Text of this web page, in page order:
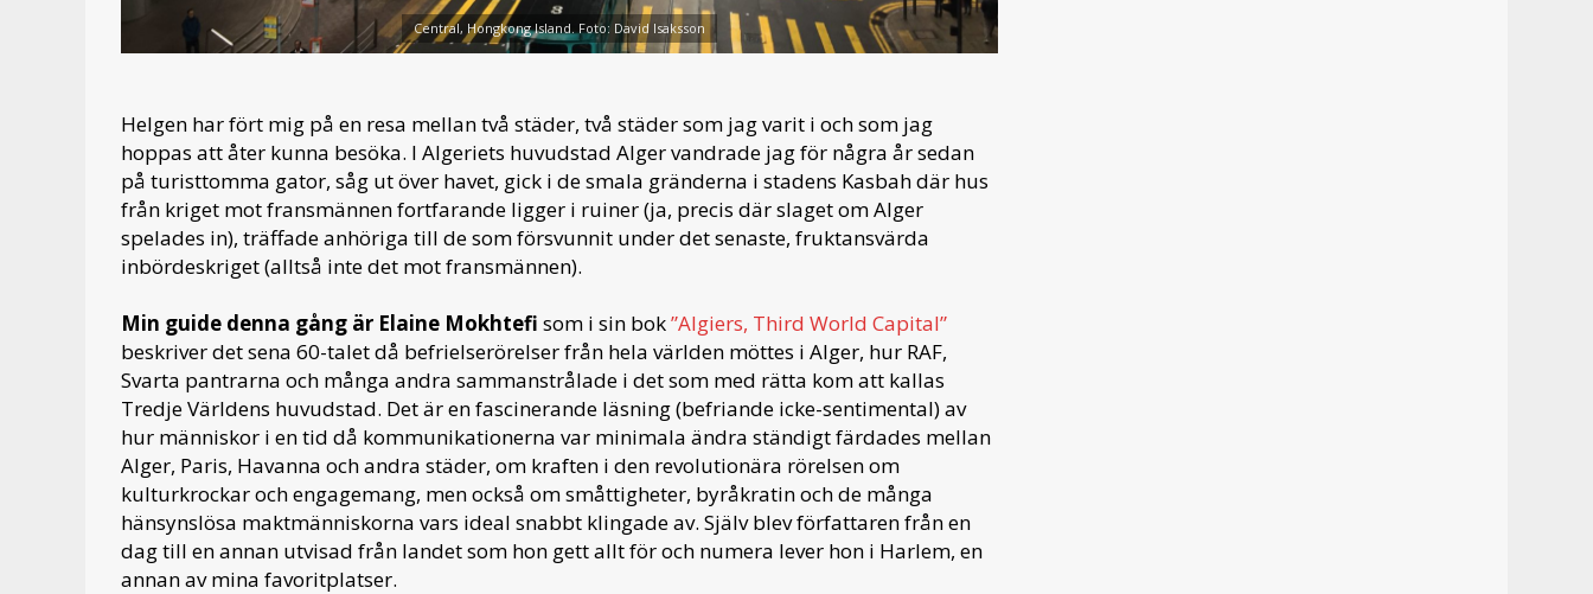
Central, Hongkong Island. Foto: David Isaksson
Helgen har fört mig på en resa mellan två städer, två städer som jag varit i och som jag
hoppas att åter kunna besöka. I Algeriets huvudstad Alger vandrade jag för några år sedan
på turisttomma gator, såg ut över havet, gick i de smala gränderna i stadens Kasbah där hus
från kriget mot fransmännen fortfarande ligger i ruiner (ja, precis där slaget om Alger
spelades in), träffade anhöriga till de som försvunnit under det senaste, fruktansvärda
inbördeskriget (alltså inte det mot fransmännen).
Min guide denna gång är Elaine Mokhtefi som i sin bok”Algiers, Third World Capital”
beskriver det sena 60-talet då befrielserörelser från hela världen möttes i Alger, hur RAF,
Svarta pantrarna och många andra sammanstrålade i det som med rätta kom att kallas
Tredje Världens huvudstad. Det är en fascinerande läsning (befriande icke-sentimental) av
hur människor i en tid då kommunikationerna var minimala ändra ständigt färdades mellan
Alger, Paris, Havanna och andra städer, om kraften i den revolutionära rörelsen om
kulturkrockar och engagemang, men också om småttigheter, byråkratin och de många
hänsynslösa maktmänniskorna vars ideal snabbt klingade av. Själv blev författaren från en
dag till en annan utvisad från landet som hon gett allt för och numera lever hon i Harlem, en
annan av mina favoritplatser.